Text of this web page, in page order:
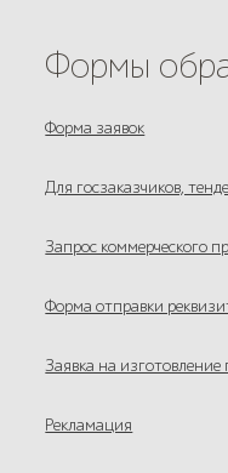
Формы
Форма заявок
Для госзаказчиков,
Запрос коммерческого
Форма отправки
Заявка на изготовление
Рекламация